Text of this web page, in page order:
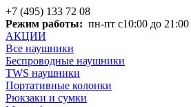
+7 (495) 133 72 08
Режим работы: пн-пт с10:00 до 21:00
АКЦИИ
Все наушники
Беспроводные наушники
TWS наушники
Портативные колонки
Рюкзаки и сумки